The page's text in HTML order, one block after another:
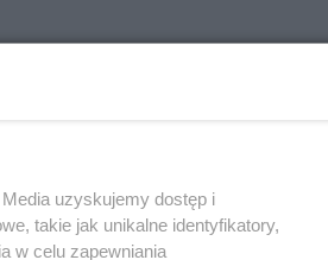
uzyskujemy dostęp i
takie jak unikalne identyfikatory,
w celu zapewniania